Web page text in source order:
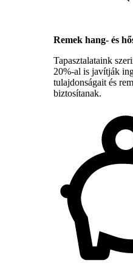
Remek hang- és
Tapasztalataink
20%-al is javítják
tulajdonságait és
biztosítanak.